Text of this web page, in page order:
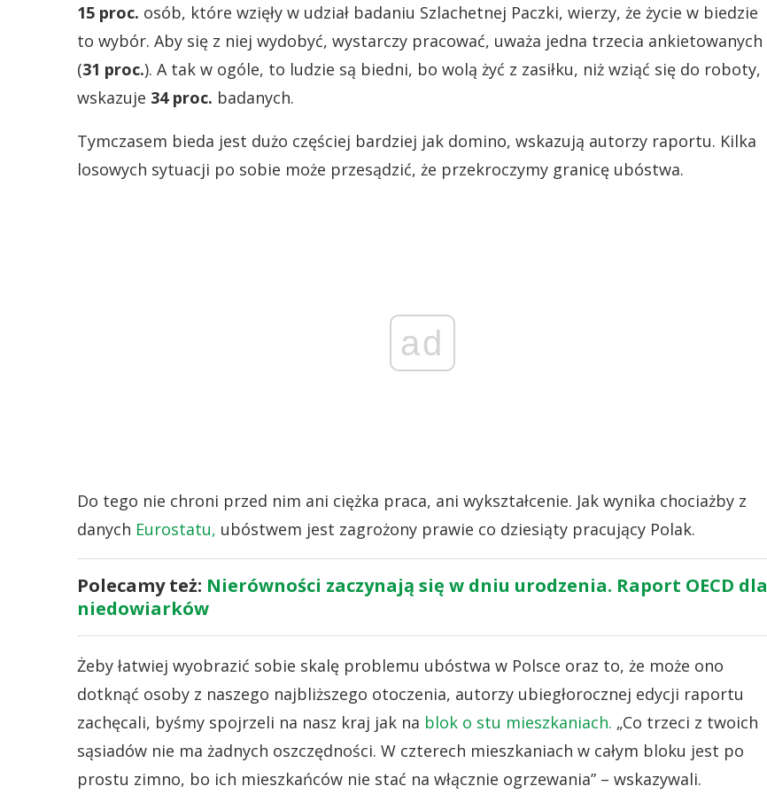
15 proc. osób, które wzięły w udział badaniu Szlachetnej Paczki, wierzy, że życie w biedzie
to wybór. Aby się z niej wydobyć, wystarczy pracować, uważa jedna trzecia ankietowanych
(31 proc.). A tak w ogóle, to ludzie są biedni, bo wolą żyć z zasiłku, niż wziąć się do roboty,
wskazuje 34 proc. badanych.
Tymczasem bieda jest dużo częściej bardziej jak domino, wskazują autorzy raportu. Kilka
losowych sytuacji po sobie może przesądzić, że przekroczymy granicę ubóstwa.
ad
Do tego nie chroni przed nim ani ciężka praca, ani wykształcenie. Jak wynika chociażby z
danych Eurostatu, ubóstwem jest zagrożony prawie co dziesiąty pracujący Polak.
Polecamy też: Nierówności zaczynają się w dniu urodzenia. Raport OECD dla
niedowiarków
Żeby łatwiej wyobrazić sobie skalę problemu ubóstwa w Polsce oraz to, że może ono
dotknąć osoby z naszego najbliższego otoczenia, autorzy ubiegłorocznej edycji raportu
zachęcali, byśmy spojrzeli na nasz kraj jak na blok o stu mieszkaniach. „Co trzeci z twoich
sąsiadów nie ma żadnych oszczędności. W czterech mieszkaniach w całym bloku jest po
prostu zimno, bo ich mieszkańców nie stać na włącznie ogrzewania” – wskazywali.